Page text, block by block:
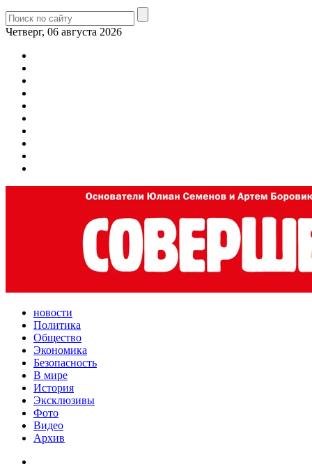
Четверг, 06 августа 2026
новости
Политика
Общество
Экономика
Безопасность
В мире
История
Эксклюзивы
Фото
Видео
Архив